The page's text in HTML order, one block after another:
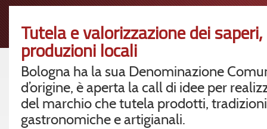
Tutela e valorizzazione dei
produzioni locali
Bologna ha la sua Denominazione
d’origine, è aperta la call di idee per
del marchio che tutela prodotti, tradizioni
gastronomiche e artigianali.